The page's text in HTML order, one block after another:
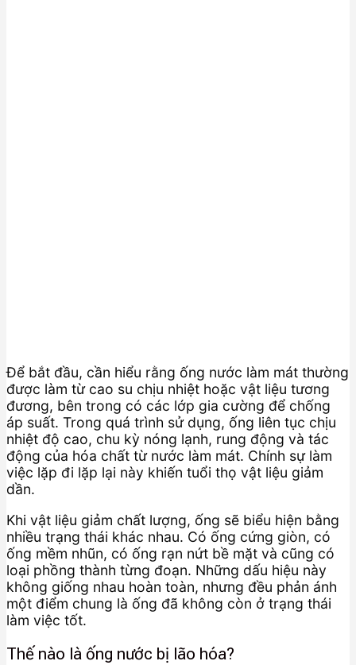
Để bắt đầu, cần hiểu rằng ống nước làm mát thường
được làm từ cao su chịu nhiệt hoặc vật liệu tương
đương, bên trong có các lớp gia cường để chống
áp suất. Trong quá trình sử dụng, ống liên tục chịu
nhiệt độ cao, chu kỳ nóng lạnh, rung động và tác
động của hóa chất từ nước làm mát. Chính sự làm
việc lặp đi lặp lại này khiến tuổi thọ vật liệu giảm
dần.
Khi vật liệu giảm chất lượng, ống sẽ biểu hiện bằng
nhiều trạng thái khác nhau. Có ống cứng giòn, có
ống mềm nhũn, có ống rạn nứt bề mặt và cũng có
loại phồng thành từng đoạn. Những dấu hiệu này
không giống nhau hoàn toàn, nhưng đều phản ánh
một điểm chung là ống đã không còn ở trạng thái
làm việc tốt.
Thế nào là ống nước bị lão hóa?